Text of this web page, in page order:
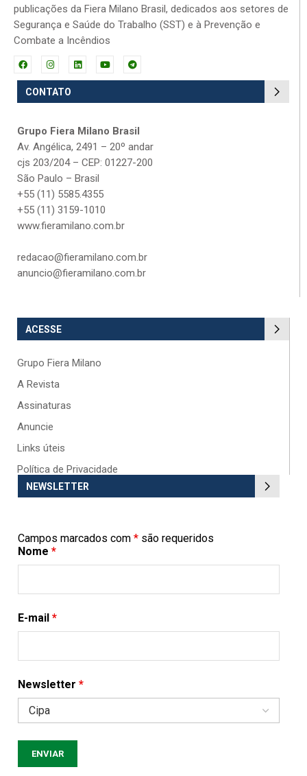
publicações da Fiera Milano Brasil, dedicados aos setores de
Segurança e Saúde do Trabalho (SST) e à Prevenção e
Combate a Incêndios
CONTATO
Grupo Fiera Milano Brasil
Av. Angélica, 2491 – 20º andar
cjs 203/204 – CEP: 01227-200
São Paulo – Brasil
+55 (11) 5585.4355
+55 (11) 3159-1010
www.fieramilano.com.br
redacao@fieramilano.com.br
anuncio@fieramilano.com.br
ACESSE
Grupo Fiera Milano
A Revista
Assinaturas
Anuncie
Links úteis
Política de Privacidade
NEWSLETTER
Campos marcados com * são requeridos
Nome *
E-mail *
Newsletter *